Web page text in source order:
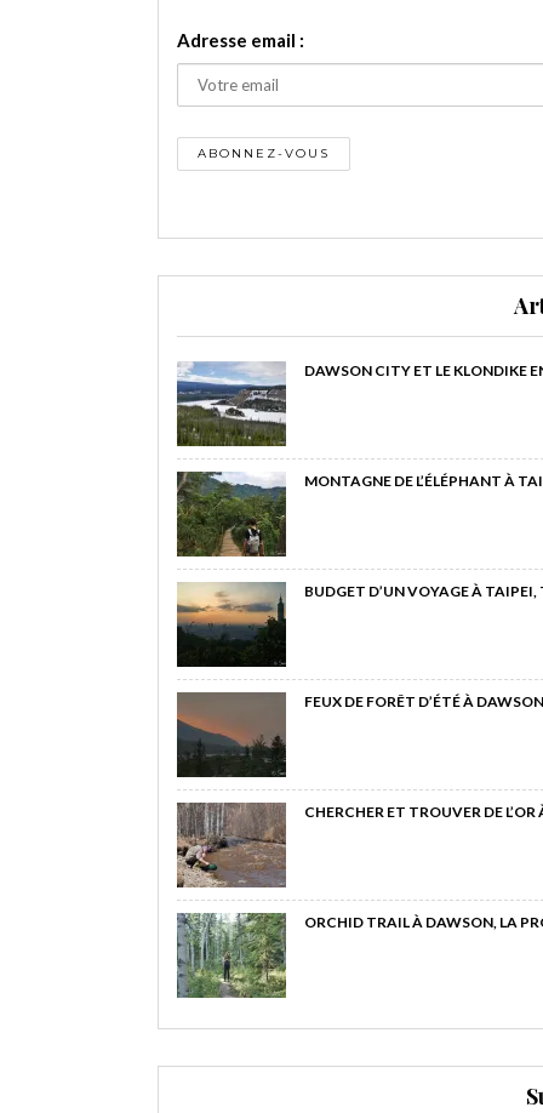
Adresse email :
DAWSON CITY ET LE KLONDIKE
MONTAGNE DE L’ÉLÉPHANT À
BUDGET D’UN VOYAGE À
FEUX DE FORÊT D’ÉTÉ À
CHERCHER ET TROUVER DE
ORCHID TRAIL À DAWSON, LA